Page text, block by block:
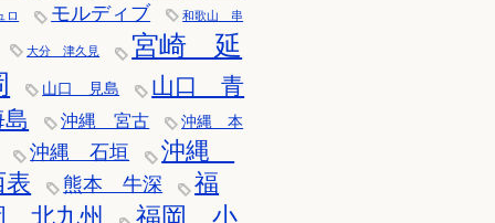
ロ
モルディブ 和歌山 串
大分 津久見
宮崎 延
山口 見島
山口 青
沖縄 宮古
沖縄 本
沖縄 石垣
沖縄
表
熊本 牛深
福
北九州
福岡 小